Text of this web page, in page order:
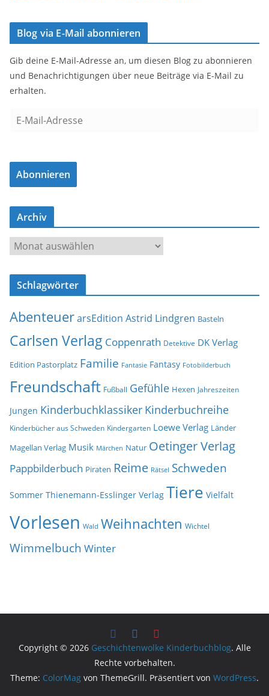
Blog via E-Mail abonnieren
Gib deine E-Mail-Adresse an, um diesen Blog zu abonnieren
und Benachrichtigungen über neue Beiträge via E-Mail zu
erhalten.
a
l
-
d
s
e
Abonnieren
Archiv
r
c
v
Schlagwörter
AbenteuerarsEdition Astrid Lindgren Basteln
Carlsen Verlag Coppenrath Detektive DK Verlag
Edition Pastorplatz Familie Fantasie Fantasy Fotobilderbuch
Freundschaft Fußball Gefühle Hexen Jahreszeiten
Jungen Kinderbuchklassiker Kinderbuchreihe
Kinderbücher aus Schweden Kindergarten Loewe Verlag Länder
Magellan Verlag Musik Märchen Natur Oetinger Verlag
Pappbilderbuch Piraten Reime Rätsel Schweden
Sommer Thienemann-Esslinger Verlag Tiere Vielfalt
Vorlesen Wald Weihnachten Wichtel
Wimmelbuch Winter
Copyright © 2026 Geschichtenwolke Kinderbuchblog. Alle
Rechte vorbehalten.
Theme: ColorMag von ThemeGrill. Präsentiert von WordPress.